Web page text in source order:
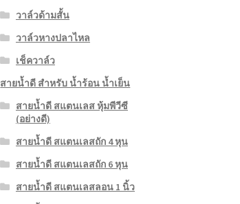
วาล์วด้ามสั้น
วาล์วหางปลาไหล
เช็ควาล์ว
สายน้ำดี สำหรับ น้ำร้อน น้ำเย็น
สายน้ำดี สแตนเลส หุ้มพีวีซี
(อย่างดี)
สายน้ำดี สแตนเลสถัก 4 หุน
สายน้ำดี สแตนเลสถัก 6 หุน
สายน้ำดี สแตนเลสลอน 1 นิ้ว